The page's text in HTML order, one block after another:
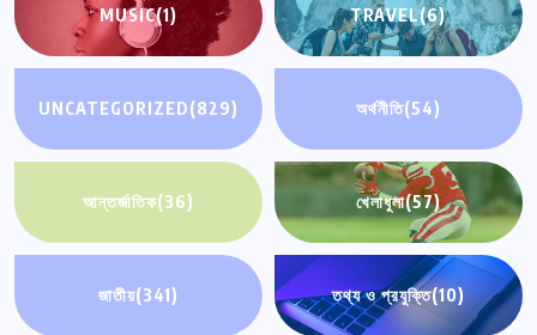
MUSIC(1) TRAVEL(6)
UNCATEGORIZED(829) অর্থনীতি(54)
আন্তর্জাতিক(36) খেলাধুলা(57)
জাতীয়(341) তথ্য ও প্রযুক্তি(10)